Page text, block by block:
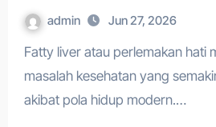
admin Jun 27, 2026
Fatty liver atau perlemakan hati menjadi salah satu
masalah kesehatan yang
akibat pola hidup modern.…